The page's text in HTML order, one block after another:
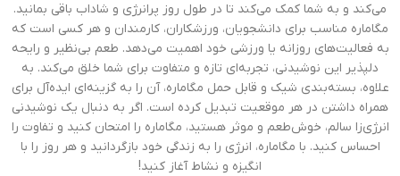
می‌کند و به شما کمک می‌کند تا در طول روز پرانرژی و شاداب باقی بمانید.
مگاماره مناسب برای دانشجویان، ورزشکاران، کارمندان و هر کسی است که
به فعالیت‌های روزانه یا ورزشی خود اهمیت می‌دهد. طعم بی‌نظیر و رایحه
دلپذیر این نوشیدنی، تجربه‌ای تازه و متفاوت برای شما خلق می‌کند. به
علاوه، بسته‌بندی شیک و قابل حمل مگاماره، آن را به گزینه‌ای ایده‌آل برای
همراه داشتن در هر موقعیت تبدیل کرده است. اگر به دنبال یک نوشیدنی
انرژی‌زا سالم، خوش‌طعم و موثر هستید، مگاماره را امتحان کنید و تفاوت را
احساس کنید. با مگاماره، انرژی را به زندگی خود بازگردانید و هر روز را با
انگیزه و نشاط آغاز کنید!